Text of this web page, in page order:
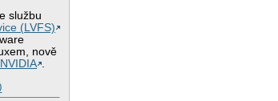
službu
(LVFS)
nově
.